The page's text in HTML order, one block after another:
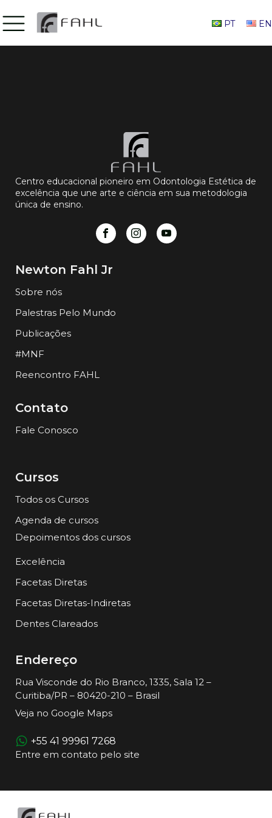
PT EN
Centro educacional pioneiro em Odontologia Estética de
excelência que une arte e ciência em sua metodologia
única de ensino.
Newton Fahl Jr
Sobre nós
Palestras Pelo Mundo
Publicações
#MNF
Reencontro FAHL
Contato
Fale Conosco
Cursos
Todos os Cursos
Agenda de cursos
Depoimentos dos cursos
Excelência
Facetas Diretas
Facetas Diretas-Indiretas
Dentes Clareados
Endereço
Rua Visconde do Rio Branco, 1335, Sala 12 –
Curitiba/PR – 80420-210 – Brasil
Veja no Google Maps
+55 41 99961 7268
Entre em contato pelo site